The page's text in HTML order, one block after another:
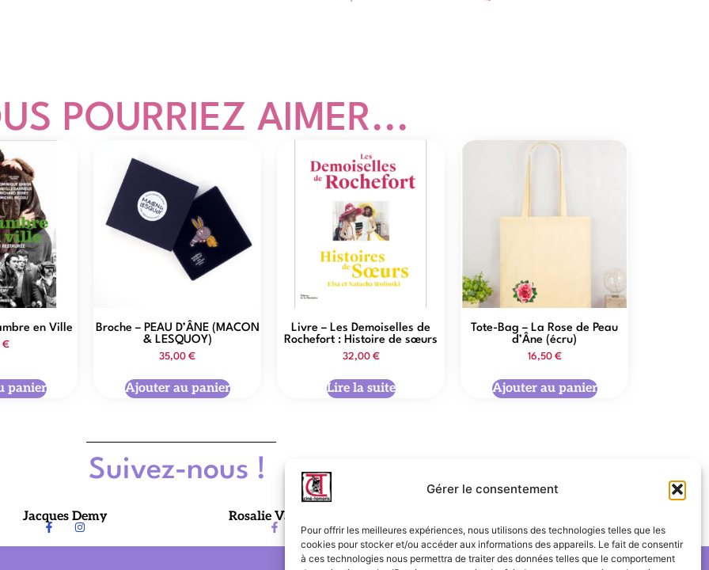
Gérer le consentement
Pour offrir les meilleures expériences, nous utilisons des technologies telles que les
cookies pour stocker et/ou accéder aux informations des appareils. Le fait de consentir
à ces technologies nous permettra de traiter des données telles que le comportement
POURRIEZ AIMER...
en Ville
€
panier
Broche – PEAU D’ÂNE (MACON
& LESQUOY)
35,00 €
Ajouter au panier
Livre – Les Demoiselles de
Rochefort : Histoire de sœurs
32,00 €
Lire la suite
Tote-Bag – La Rose de Peau
d’Âne (écru)
16,50 €
Ajouter au panier
Suivez-nous !
Jacques Demy Rosalie Varda-Demy